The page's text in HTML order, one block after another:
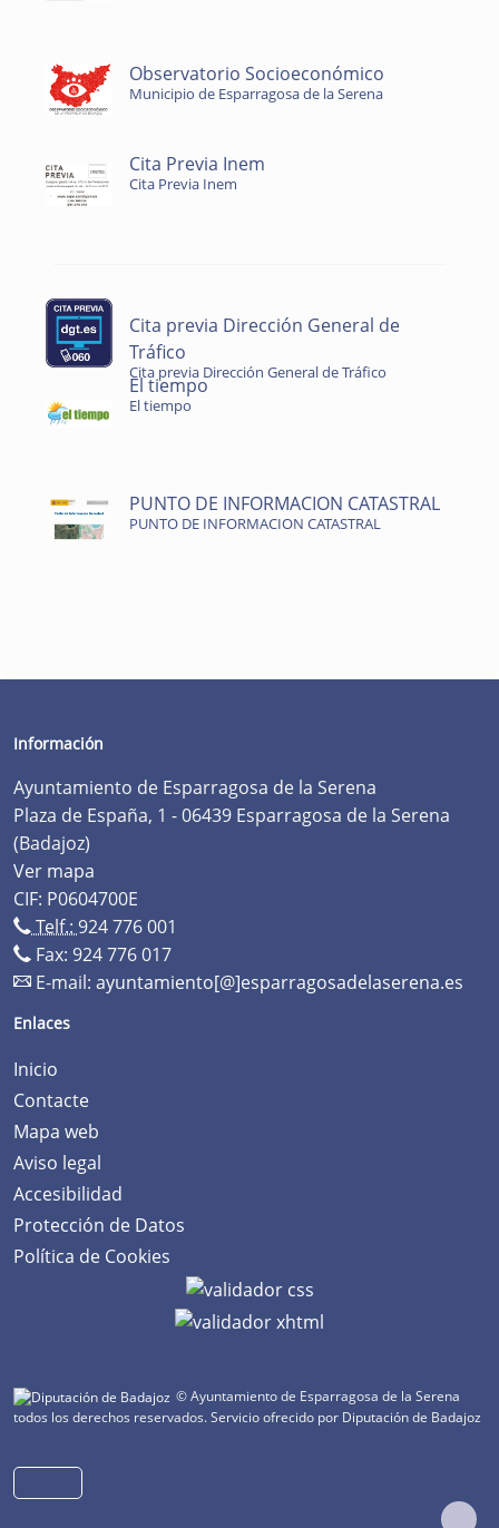
Observatorio Socioeconómico
Municipio de Esparragosa de la Serena
Cita Previa Inem
Cita Previa Inem
Cita previa Dirección General de
Tráfico
Cita previa Dirección General de Tráfico
El tiempo
El tiempo
PUNTO DE INFORMACION CATASTRAL
PUNTO DE INFORMACION CATASTRAL
Información
Ayuntamiento de Esparragosa de la Serena
Plaza de España, 1 - 06439 Esparragosa de la Serena
(Badajoz)
Ver mapa
CIF: P0604700E
Telf.: 924 776 001
Fax: 924 776 017
E-mail: ayuntamiento[@]esparragosadelaserena.es
Enlaces
Inicio
Contacte
Mapa web
Aviso legal
Accesibilidad
Protección de Datos
Política de Cookies
© Ayuntamiento de Esparragosa de la Serena
todos los derechos reservados.Servicio ofrecido por Diputación de Badajoz